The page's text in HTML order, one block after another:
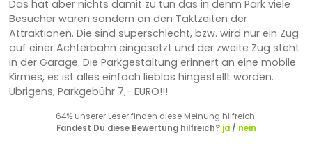
Das hat aber nichts damit zu tun das in denm Park viele
Besucher waren sondern an den Taktzeiten der
Attraktionen. Die sind superschlecht, bzw. wird nur ein Zug
auf einer Achterbahn eingesetzt und der zweite Zug steht
in der Garage. Die Parkgestaltung erinnert an eine mobile
Kirmes, es ist alles einfach lieblos hingestellt worden.
Übrigens, Parkgebühr 7,- EURO!!!
64% unserer Leser finden diese Meinung hilfreich.
Fandest Du diese Bewertung hilfreich? ja/ nein